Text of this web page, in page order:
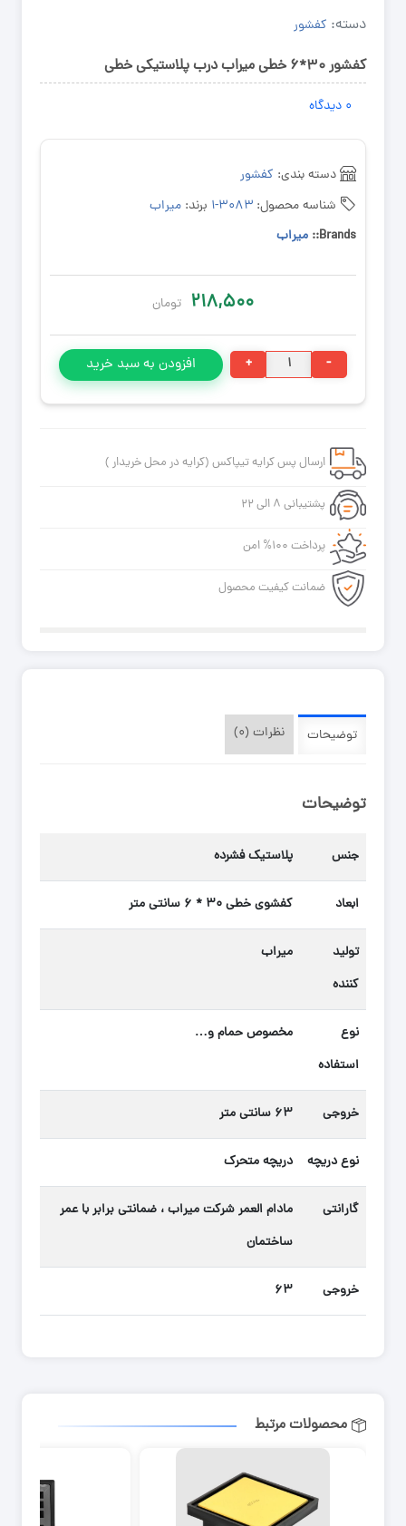
دسته: کفشور
کفشور ۳۰*۶ خطی میراب درب پلاستیکی خطی
۰ دیدگاه
دسته بندی: کفشور
شناسه محصول: ۳۰۸۳-۱ برند: میراب
Brands::
میراب
۲۱۸,۵۰۰ تومان
کفشور
۳۰*۶
خطی
درب
پلاستیکی
خطی
عدد
-
+ افزودن به سبد خرید
ارسال پس کرایه تیپاکس (کرایه در محل خریدار )
پشتیبانی ۸ الی ۲۲
پرداخت ۱۰۰% امن
ضمانت کیفیت محصول
توضیحات نظرات (۰)
توضیحات
جنس پلاستیک فشرده
ابعاد کفشوی خطی ۳۰ * ۶ سانتی متر
تولید
کننده
میراب
نوع
استفاده
مخصوص حمام و…
خروجی ۶۳ سانتی متر
نوع دریچه دریچه متحرک
گارانتی
مادام العمر شرکت میراب ، ضمانتی برابر با عمر
ساختمان
خروجی ۶۳
محصولات مرتبط